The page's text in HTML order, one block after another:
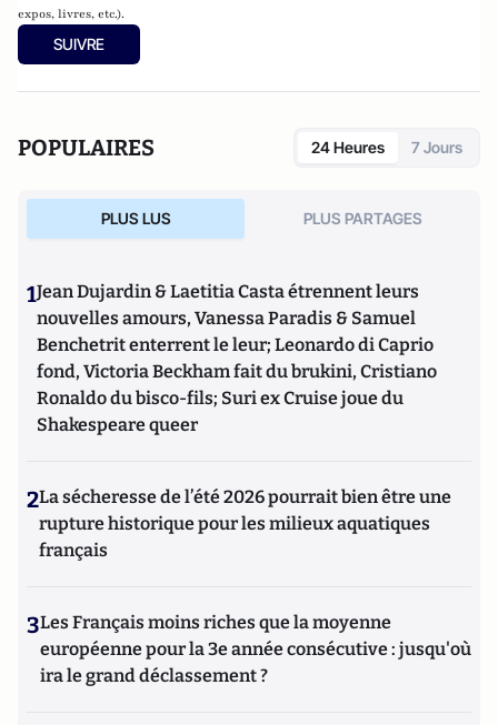
expos, livres, etc.).
SUIVRE
POPULAIRES 24 Heures 7 Jours
PLUS LUS PLUS PARTAGES
1Jean Dujardin & Laetitia Casta étrennent leurs
nouvelles amours, Vanessa Paradis & Samuel
Benchetrit enterrent le leur; Leonardo di Caprio
fond, Victoria Beckham fait du brukini, Cristiano
Ronaldo du bisco-fils; Suri ex Cruise joue du
Shakespeare queer
2La sécheresse de l’été 2026 pourrait bien être une
rupture historique pour les milieux aquatiques
français
3Les Français moins riches que la moyenne
européenne pour la 3e année consécutive : jusqu'où
ira le grand déclassement ?